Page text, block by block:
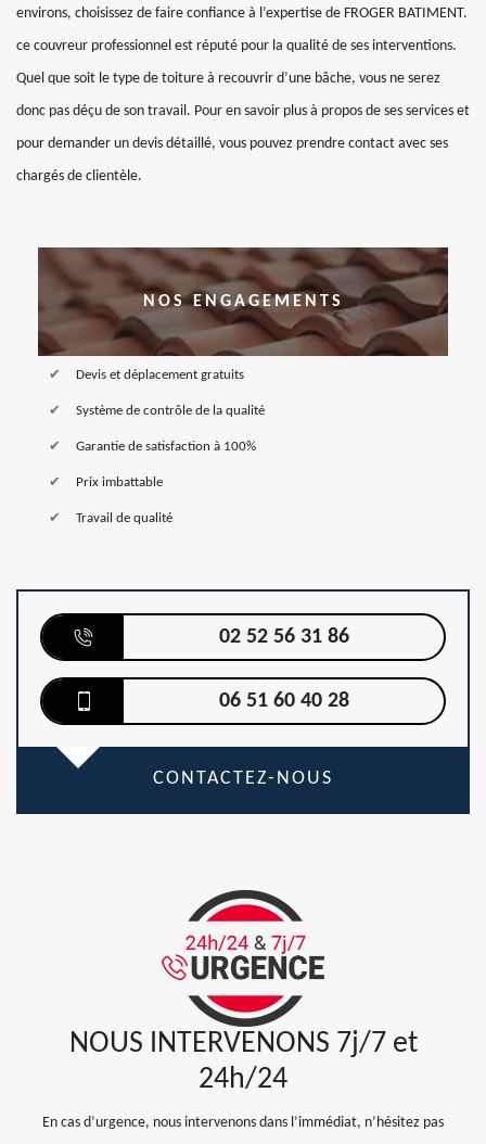
environs, choisissez de faire confiance à l’expertise de FROGER BATIMENT.
ce couvreur professionnel est réputé pour la qualité de ses interventions.
Quel que soit le type de toiture à recouvrir d’une bâche, vous ne serez
donc pas déçu de son travail. Pour en savoir plus à propos de ses services et
pour demander un devis détaillé, vous pouvez prendre contact avec ses
chargés de clientèle.
NOS ENGAGEMENTS
Devis et déplacement gratuits
Système de contrôle de la qualité
Garantie de satisfaction à 100%
Prix imbattable
Travail de qualité
02 52 56 31 86
06 51 60 40 28
CONTACTEZ-NOUS
NOUS INTERVENONS 7j/7 et
24h/24
En cas d’urgence, nous intervenons dans l’immédiat, n’hésitez pas